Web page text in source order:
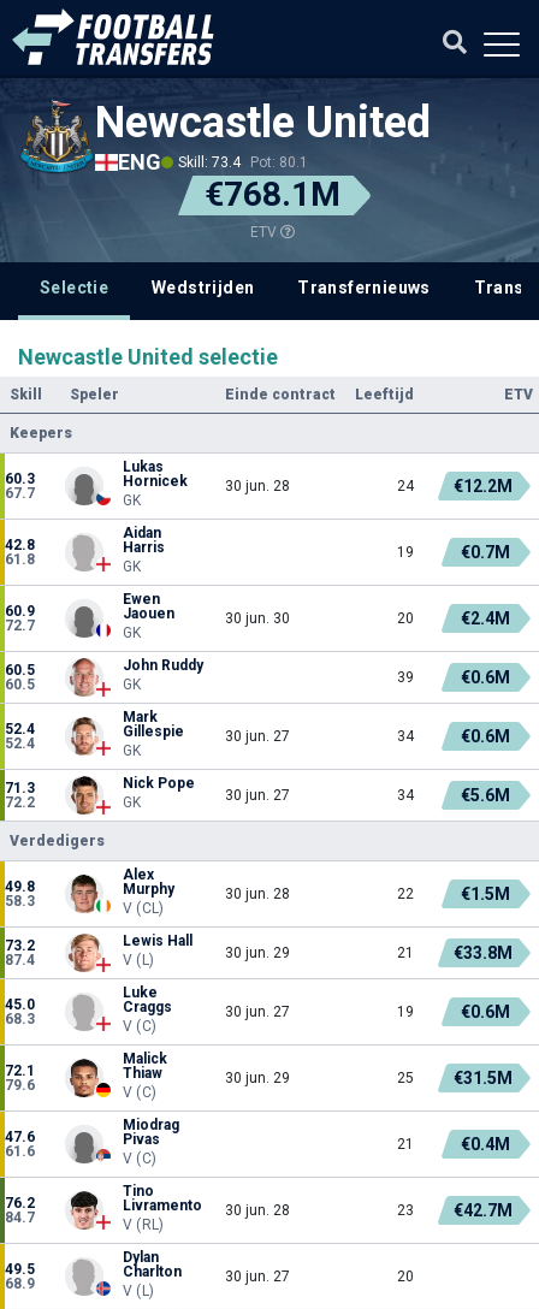
Newcastle United
ENG Skill: 73.4 Pot: 80.1
€768.1M
ETV
Selectie Wedstrijden Transfernieuws
Newcastle United selectie
Skill Speler Einde contract Leeftijd ETV
Keepers
60.3
67.7
Lukas
Hornicek
GK
30 jun. 28 24 €12.2M
42.8
61.8
Aidan
Harris
GK
19 €0.7M
60.9
72.7
Ewen
Jaouen
GK
30 jun. 30 20 €2.4M
60.5
60.5
John Ruddy
GK
39 €0.6M
52.4
52.4
Mark
Gillespie
GK
30 jun. 27 34 €0.6M
71.3
72.2
Nick Pope
GK
30 jun. 27 34 €5.6M
Verdedigers
49.8
58.3
Alex
Murphy
V (CL)
30 jun. 28 22 €1.5M
73.2
87.4
Lewis Hall
V (L)
30 jun. 29 21 €33.8M
45.0
68.3
Luke
Craggs
V (C)
30 jun. 27 19 €0.6M
72.1
79.6
Malick
Thiaw
V (C)
30 jun. 29 25 €31.5M
47.6
61.6
Miodrag
Pivas
V (C)
21 €0.4M
76.2
84.7
Tino
Livramento
V (RL)
30 jun. 28 23 €42.7M
49.5
68.9
Dylan
Charlton
V (L)
30 jun. 27 20